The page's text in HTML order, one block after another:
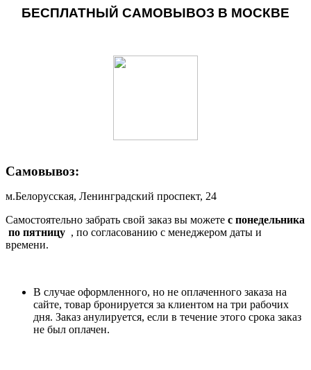
БЕСПЛАТНЫЙ САМОВЫВОЗ В МОСКВЕ
Самовывоз:
м.Белорусская, Ленинградский проспект, 24
Самостоятельно забрать свой заказ вы можете c понедельника
по пятницу , по согласованию с менеджером даты и
времени.
В случае оформленного, но не оплаченного заказа на
сайте, товар бронируется за клиентом на три рабочих
дня. Заказ анулируется, если в течение этого срока заказ
не был оплачен.